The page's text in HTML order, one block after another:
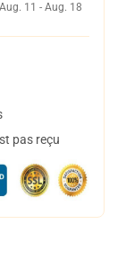
Aug. 11 - Aug. 18
pas reçu